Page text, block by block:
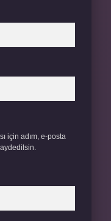
için adım, e-posta